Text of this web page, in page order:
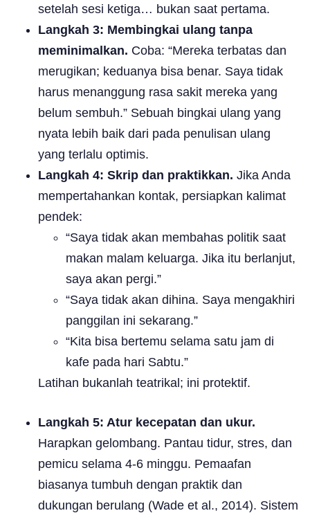
setelah sesi ketiga… bukan saat pertama.
Langkah 3: Membingkai ulang tanpa
meminimalkan. Coba: “Mereka terbatas dan
merugikan; keduanya bisa benar. Saya tidak
harus menanggung rasa sakit mereka yang
belum sembuh.” Sebuah bingkai ulang yang
nyata lebih baik dari pada penulisan ulang
yang terlalu optimis.
Langkah 4: Skrip dan praktikkan. Jika Anda
mempertahankan kontak, persiapkan kalimat
pendek:
“Saya tidak akan membahas politik saat
makan malam keluarga. Jika itu berlanjut,
saya akan pergi.”
“Saya tidak akan dihina. Saya mengakhiri
panggilan ini sekarang.”
“Kita bisa bertemu selama satu jam di
kafe pada hari Sabtu.”
Latihan bukanlah teatrikal; ini protektif.
Langkah 5: Atur kecepatan dan ukur.
Harapkan gelombang. Pantau tidur, stres, dan
pemicu selama 4-6 minggu. Pemaafan
biasanya tumbuh dengan praktik dan
dukungan berulang (Wade et al., 2014). Sistem